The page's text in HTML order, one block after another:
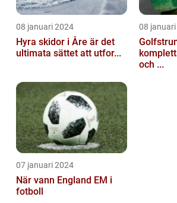
08 januari 2024
Hyra skidor i Åre är det
ultimata sättet att utfor...
08
och ...
07 januari 2024
När vann England EM i
fotboll